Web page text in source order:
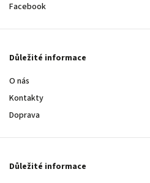
Facebook
Důležité informace
O nás
Kontakty
Doprava
Důležité informace